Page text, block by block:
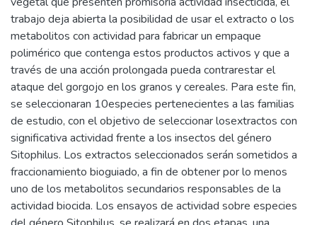
trabajo deja abierta la posibilidad de usar el extracto o los
metabolitos con actividad para fabricar un empaque
polimérico que contenga estos productos activos y que a
través de una acción prolongada pueda contrarestar el
ataque del gorgojo en los granos y cereales. Para este fin,
se seleccionaran 10especies pertenecientes a las familias
de estudio, con el objetivo de seleccionar losextractos con
significativa actividad frente a los insectos del género
Sitophilus. Los extractos seleccionados serán sometidos a
fraccionamiento bioguiado, a fin de obtener por lo menos
uno de los metabolitos secundarios responsables de la
actividad biocida. Los ensayos de actividad sobre especies